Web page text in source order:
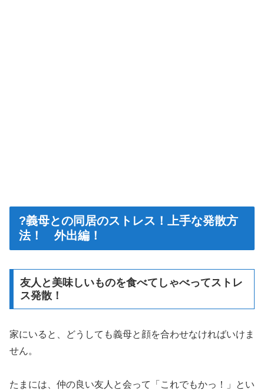
?義母との同居のストレス！上手な発散方
法！ 外出編！
友人と美味しいものを食べてしゃべってストレ
ス発散！
家にいると、どうしても義母と顔を合わせなければいけま
せん。
たまには、仲の良い友人と会って「これでもかっ！」とい